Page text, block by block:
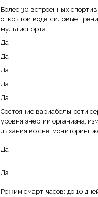
Более 30 встроенных
открытой воде, силовые
мультиспорта
Да
Да
Да
Да
Да
Состояние вариабельности
уровня энергии организма,
дыхания во сне, мониторинг
Да
Да
Режим смарт-часов: до 10